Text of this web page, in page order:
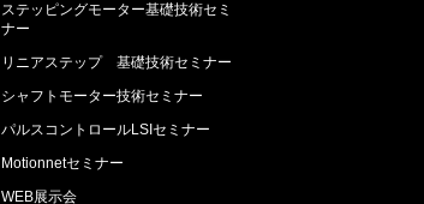
ステッピングモーター基礎技術セミ
ナー
リニアステップ 基礎技術セミナー
シャフトモーター技術セミナー
パルスコントロールLSIセミナー
Motionnetセミナー
WEB展示会